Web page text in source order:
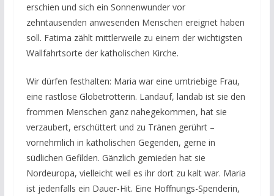
erschien und sich ein Sonnenwunder vor
zehntausenden anwesenden Menschen ereignet haben
soll. Fatima zählt mittlerweile zu einem der wichtigsten
Wallfahrtsorte der katholischen Kirche.
Wir dürfen festhalten: Maria war eine umtriebige Frau,
eine rastlose Globetrotterin. Landauf, landab ist sie den
frommen Menschen ganz nahegekommen, hat sie
verzaubert, erschüttert und zu Tränen gerührt –
vornehmlich in katholischen Gegenden, gerne in
südlichen Gefilden. Gänzlich gemieden hat sie
Nordeuropa, vielleicht weil es ihr dort zu kalt war. Maria
ist jedenfalls ein Dauer-Hit. Eine Hoffnungs-Spenderin,